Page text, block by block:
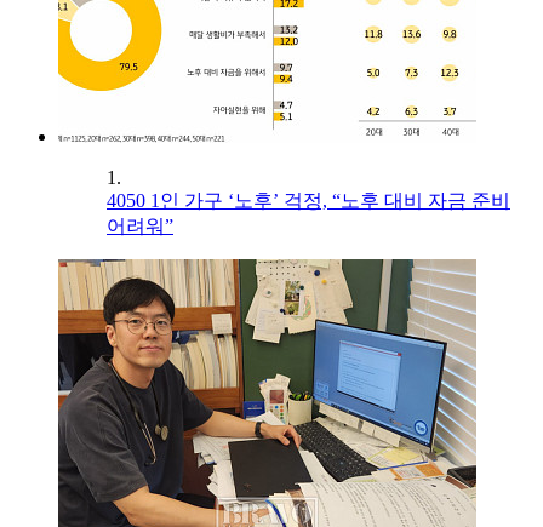
1.
4050 1인 가구 ‘노후’ 걱정, “노후 대비 자금 준비
어려워”